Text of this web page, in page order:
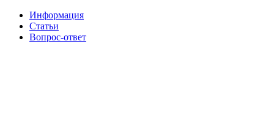
Информация
Статьи
Вопрос-ответ